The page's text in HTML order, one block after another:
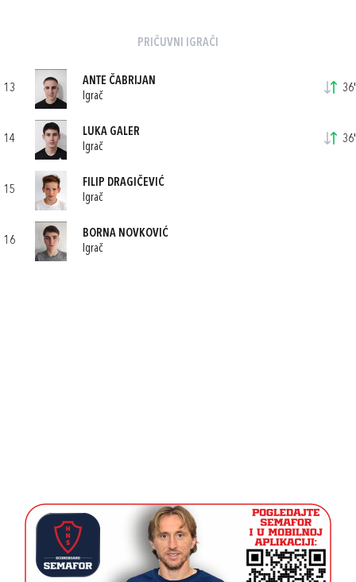
PRIČUVNI IGRAČI
13
ANTE ČABRIJAN
Igrač
36'
14
LUKA GALER
Igrač
36'
15
FILIP DRAGIČEVIĆ
Igrač
16
BORNA NOVKOVIĆ
Igrač